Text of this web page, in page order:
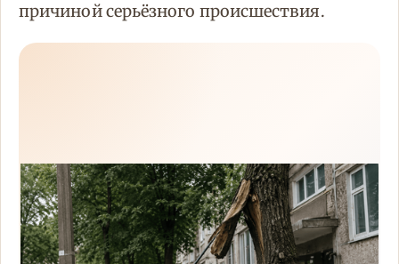
причиной серьёзного происшествия.